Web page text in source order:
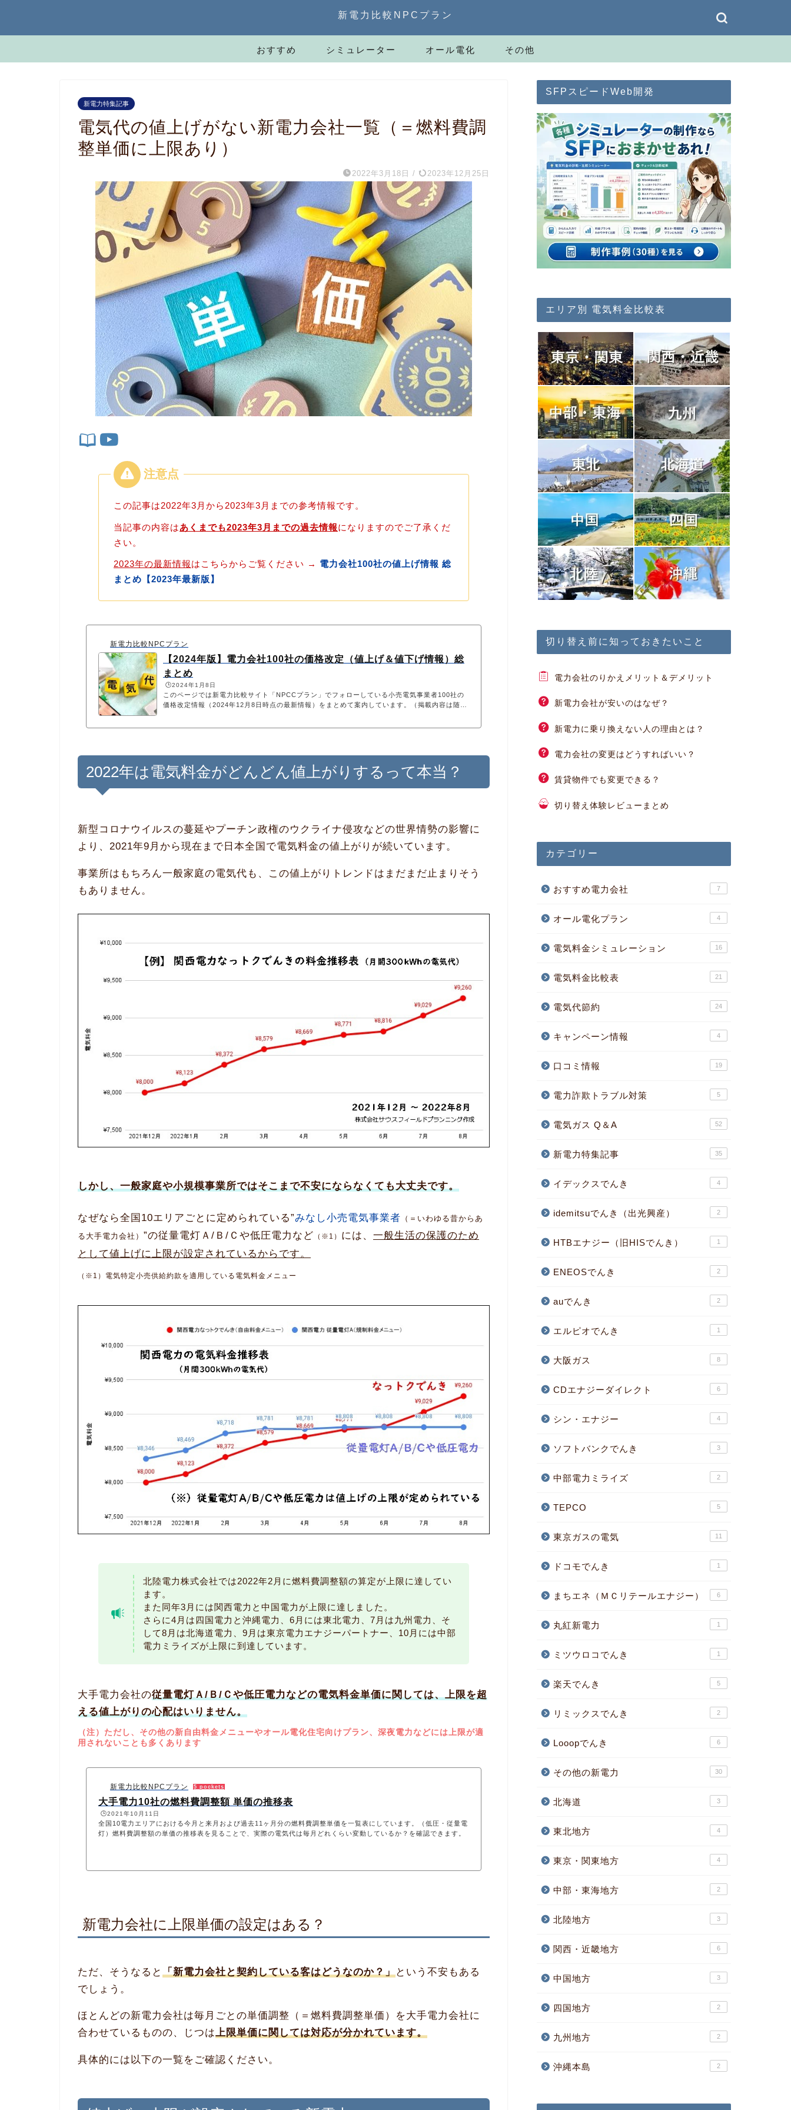
新電力比較NPCプラン
おすすめ シミュレーター オール電化 その他
新電力特集記事
電気代の値上げがない新電力会社一覧（＝燃料費調
整単価に上限あり）
2022年3月18日 / 2023年12月25日
この記事は2022年3月から2023年3月までの参考情報です。
当記事の内容はあくまでも2023年3月までの過去情報になりますのでご了承くだ
さい。
2023年の最新情報はこちらからご覧ください → 電力会社100社の値上げ情報 総
まとめ【2023年最新版】
新電力比較NPCプラン
【2024年版】電力会社100社の価格改定（値上げ＆値下げ情報）総
まとめ
🕒️2024年1月8日
このページでは新電力比較サイト「NPCCプラン」でフォローしている小売電気事業者100社の
価格改定情報（2024年12月8日時点の最新情報）をまとめて案内しています。（掲載内容は随時
2022年は電気料金がどんどん値上がりするって本当？
新型コロナウイルスの蔓延やプーチン政権のウクライナ侵攻などの世界情勢の影響に
より、2021年9月から現在まで日本全国で電気料金の値上がりが続いています。
事業所はもちろん一般家庭の電気代も、この値上がりトレンドはまだまだ止まりそう
もありません。
しかし、一般家庭や小規模事業所ではそこまで不安にならなくても大丈夫です。
なぜなら全国10エリアごとに定められている”みなし小売電気事業者 （＝いわゆる昔からあ
る大手電力会社） ”の従量電灯Ａ/Ｂ/Ｃや低圧電力など （※1） には、 一般生活の保護のため
として値上げに上限が設定されているからです。
（※1）電気特定小売供給約款を適用している電気料金メニュー
北陸電力株式会社では2022年2月に燃料費調整額の算定が上限に達してい
ます。
また同年3月には関西電力と中国電力が上限に達しました。
さらに4月は四国電力と沖縄電力、6月には東北電力、7月は九州電力、そ
して8月は北海道電力、9月は東京電力エナジーパートナー、10月には中部
電力ミライズが上限に到達しています。
大手電力会社の従量電灯Ａ/Ｂ/Ｃや低圧電力などの電気料金単価に関しては、上限を超
える値上がりの心配はいりません。
（注）ただし、その他の新自由料金メニューやオール電化住宅向けプラン、深夜電力などには上限が適
用されないことも多くあります
新電力比較NPCプラン 5 pockets
大手電力10社の燃料費調整額 単価の推移表
🕒️2021年10月11日
全国10電力エリアにおける今月と来月および過去11ヶ月分の燃料費調整単価を一覧表にしています。（低圧・従量電
灯）燃料費調整額の単価の推移表を見ることで、実際の電気代は毎月どれくらい変動しているか？を確認できます。
新電力会社に上限単価の設定はある？
ただ、そうなると 「新電力会社と契約している客はどうなのか？」
という不安もある
でしょう。
ほとんどの新電力会社は毎月ごとの単価調整（＝燃料費調整単価）を大手電力会社に
合わせているものの、じつは上限単価に関しては対応が分かれています。
具体的には以下の一覧をご確認ください。
SFPスピードWeb開発
エリア別 電気料金比較表
切り替え前に知っておきたいこと
電力会社のりかえメリット＆デメリット
新電力会社が安いのはなぜ？
新電力に乗り換えない人の理由とは？
電力会社の変更はどうすればいい？
賃貸物件でも変更できる？
切り替え体験レビューまとめ
カテゴリー
おすすめ電力会社 7
オール電化プラン 4
電気料金シミュレーション 16
電気料金比較表 21
電気代節約 24
キャンペーン情報 4
口コミ情報 19
電力詐欺トラブル対策 5
電気ガス Q＆A 52
新電力特集記事 35
イデックスでんき 4
idemitsuでんき（出光興産） 2
HTBエナジー（旧HISでんき） 1
ENEOSでんき 2
auでんき 2
エルピオでんき 1
大阪ガス 8
CDエナジーダイレクト 6
シン・エナジー 4
ソフトバンクでんき 3
中部電力ミライズ 2
TEPCO 5
東京ガスの電気 11
ドコモでんき 1
まちエネ（ＭＣリテールエナジー） 6
丸紅新電力 1
ミツウロコでんき 1
楽天でんき 5
リミックスでんき 2
Looopでんき 6
その他の新電力 30
北海道 3
東北地方 4
東京・関東地方 4
中部・東海地方 2
北陸地方 3
関西・近畿地方 6
中国地方 3
四国地方 2
九州地方 2
沖縄本島 2